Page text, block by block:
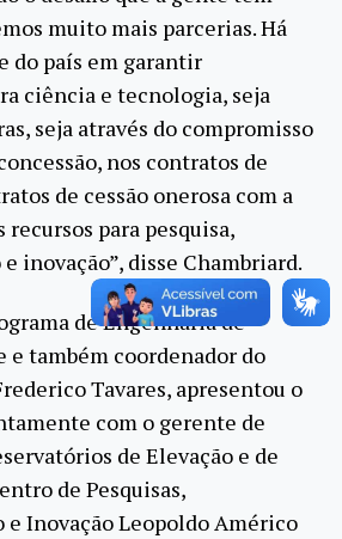
muito mais parcerias. Há
do país em garantir
ciência e tecnologia, seja
seja através do compromisso
nos contratos de
de cessão onerosa com a
recursos para pesquisa,
inovação”, disse Chambriard.
de Engenharia de
e também coordenador do
Tavares, apresentou o
com o gerente de
de Elevação e de
de Pesquisas,
Inovação Leopoldo Américo